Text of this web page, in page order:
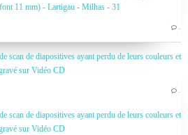
11 mm) - Lartigau - Milhas - 31
…
scan de diapositives ayant perdu de leurs couleurs et
sur Vidéo CD
…
scan de diapositives ayant perdu de leurs couleurs et
sur Vidéo CD